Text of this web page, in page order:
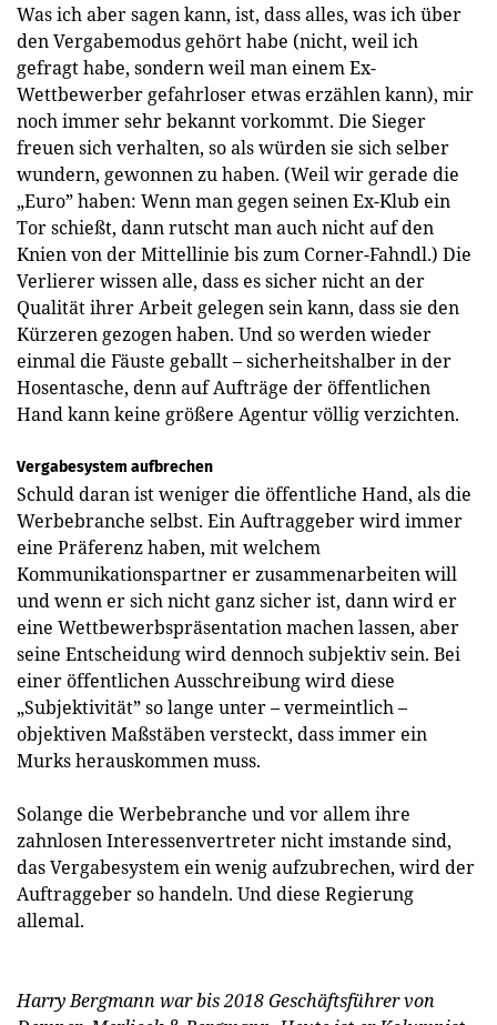
Was ich aber sagen kann, ist, dass alles, was ich über
den Vergabemodus gehört habe (nicht, weil ich
gefragt habe, sondern weil man einem Ex-
Wettbewerber gefahrloser etwas erzählen kann), mir
noch immer sehr bekannt vorkommt. Die Sieger
freuen sich verhalten, so als würden sie sich selber
wundern, gewonnen zu haben. (Weil wir gerade die
„Euro” haben: Wenn man gegen seinen Ex-Klub ein
Tor schießt, dann rutscht man auch nicht auf den
Knien von der Mittellinie bis zum Corner-Fahndl.) Die
Verlierer wissen alle, dass es sicher nicht an der
Qualität ihrer Arbeit gelegen sein kann, dass sie den
Kürzeren gezogen haben. Und so werden wieder
einmal die Fäuste geballt – sicherheitshalber in der
Hosentasche, denn auf Aufträge der öffentlichen
Hand kann keine größere Agentur völlig verzichten.
Vergabesystem aufbrechen
Schuld daran ist weniger die öffentliche Hand, als die
Werbebranche selbst. Ein Auftraggeber wird immer
eine Präferenz haben, mit welchem
Kommunikationspartner er zusammenarbeiten will
und wenn er sich nicht ganz sicher ist, dann wird er
eine Wettbewerbspräsentation machen lassen, aber
seine Entscheidung wird dennoch subjektiv sein. Bei
einer öffentlichen Ausschreibung wird diese
„Subjektivität” so lange unter – vermeintlich –
objektiven Maßstäben versteckt, dass immer ein
Murks herauskommen muss.
Solange die Werbebranche und vor allem ihre
zahnlosen Interessenvertreter nicht imstande sind,
das Vergabesystem ein wenig aufzubrechen, wird der
Auftraggeber so handeln. Und diese Regierung
allemal.
Harry Bergmann war bis 2018 Geschäftsführer von